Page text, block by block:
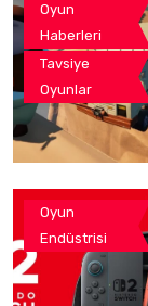
Oyun
Haberleri
Tavsiye
Oyunlar
Oyun
Endüstrisi